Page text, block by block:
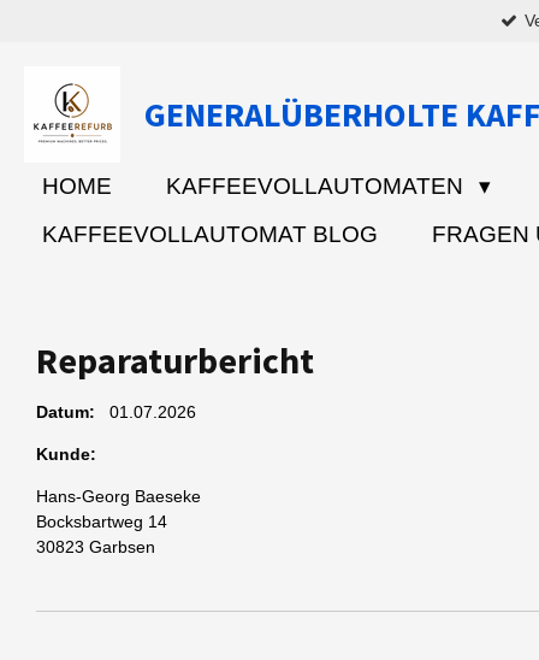
GENERALÜBERHOLTE
HOME KAFFEEVOLLAUTOMATEN
KAFFEEVOLLAUTOMAT BLOG
FRAGEN
Reparaturbericht
Datum: 01.07.2026
Kunde:
Hans-Georg Baeseke
Bocksbartweg 14
30823 Garbsen